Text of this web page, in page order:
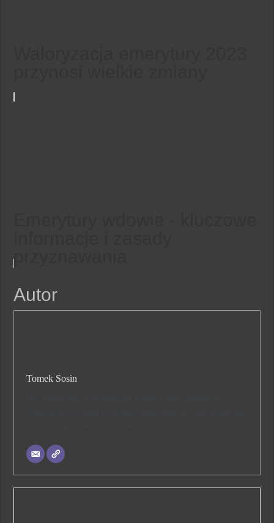
przyznawania
Autor
Tomek Sosin